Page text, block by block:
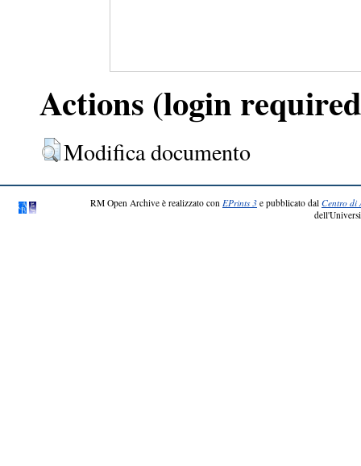
Actions (login
Modifica documento
RM Open Archive è realizzato con EPrints 3 e pubblicato dal Centro di